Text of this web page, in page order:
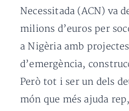
Necessitada (ACN) va
milions d’euros per
a Nigèria amb
d’emergència,
Però tot i ser un dels
món que més ajuda